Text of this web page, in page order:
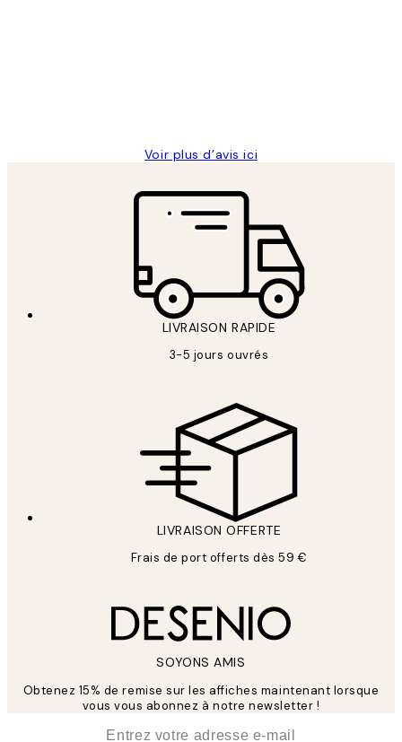
Voir plus d’avis ici
LIVRAISON RAPIDE
3-5 jours ouvrés
LIVRAISON OFFERTE
Frais de port offerts dès 59 €
SOYONS AMIS
Obtenez 15% de remise sur les affiches maintenant lorsque
vous vous abonnez à notre newsletter !